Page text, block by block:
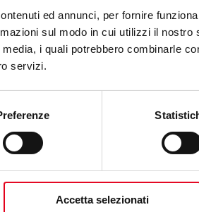
ed annunci, per fornire
sul modo in cui utilizzi il
i quali potrebbero combinarle
servizi.
Accetta selezionati
un URL non sarà cliccabile)
px)
puoi inserire una brevissima